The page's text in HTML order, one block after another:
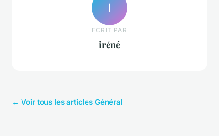
I
ECRIT PAR
iréné
← Voir tous les articles Général